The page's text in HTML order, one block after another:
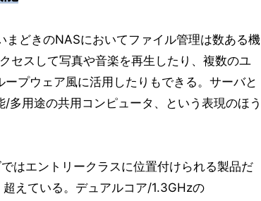
どきのNASにおいてファイル管理は数ある機
セスして写真や音楽を再生したり、複数のユ
プウェア風に活用したりもできる。サーバと
用途の共用コンピュータ、という表現のほう
はエントリークラスに位置付けられる製品だ
えている。デュアルコア/1.3GHzの